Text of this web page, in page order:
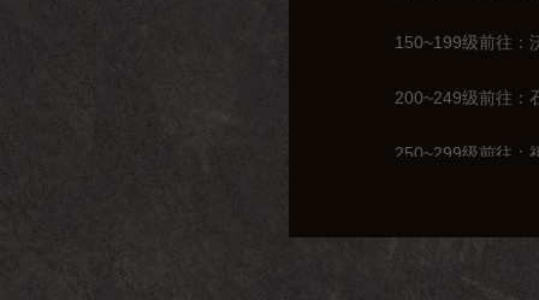
150~199级前往：沃
200~249级前往：石
250~299级前往：祖